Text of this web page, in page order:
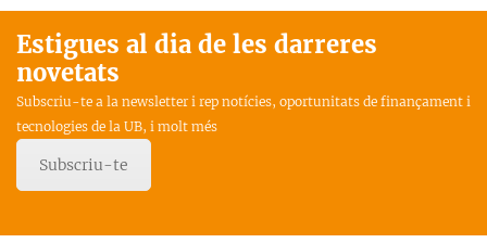
Estigues al dia de les darreres
novetats
Subscriu-te a la newsletter i rep notícies, oportunitats de finançament i
tecnologies de la UB, i molt més
Subscriu-te